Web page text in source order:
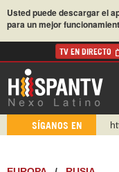
Usted puede descargar el
para un mejor
TV EN DIRECTO
SÍGANOS EN